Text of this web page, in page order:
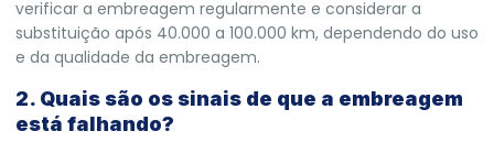
verificar a embreagem regularmente e considerar a
substituição após 40.000 a 100.000 km, dependendo do uso
e da qualidade da embreagem.
2. Quais são os sinais de que a embreagem
está falhando?